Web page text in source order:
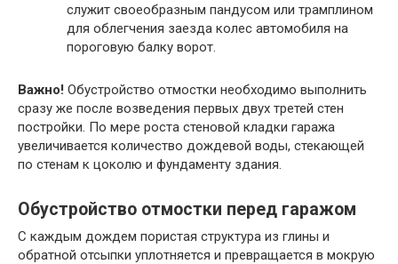
служит своеобразным пандусом или трамплином
для облегчения заезда колес автомобиля на
пороговую балку ворот.
Важно! Обустройство отмостки необходимо выполнить
сразу же после возведения первых двух третей стен
постройки. По мере роста стеновой кладки гаража
увеличивается количество дождевой воды, стекающей
по стенам к цоколю и фундаменту здания.
Обустройство отмостки перед гаражом
С каждым дождем пористая структура из глины и
обратной отсыпки уплотняется и превращается в мокрую